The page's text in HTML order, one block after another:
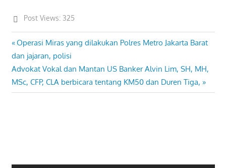
Post Views: 325
Post
navigation
Previous
Post:
Operasi Miras yang dilakukan Polres Metro Jakarta Barat
dan jajaran, polisi
Next
Post:
Advokat Vokal dan Mantan US Banker Alvin Lim, SH, MH,
MSc, CFP, CLA berbicara tentang KM50 dan Duren Tiga,